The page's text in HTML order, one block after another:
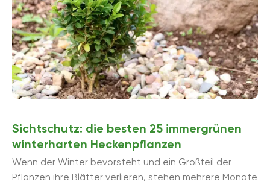
Sichtschutz: die besten 25 immergrünen
winterharten Heckenpflanzen
Wenn der Winter bevorsteht und ein Großteil der
Pflanzen ihre Blätter verlieren, stehen mehrere Monate